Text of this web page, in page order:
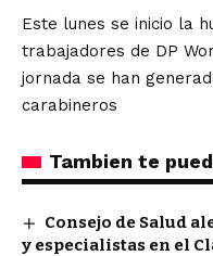
Este lunes se inicio la
trabajadores de DP
jornada se han
carabineros
Tambien te
Consejo de Salud
y especialistas en el